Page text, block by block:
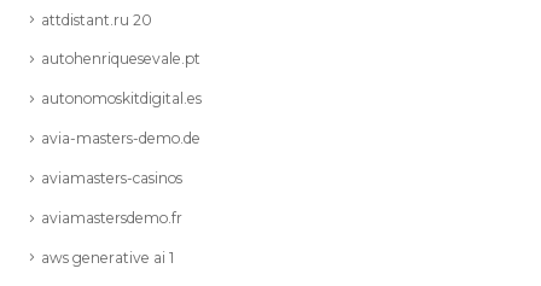
attdistant.ru 20
autohenriquesevale.pt
autonomoskitdigital.es
avia-masters-demo.de
aviamasters-casinos
aviamastersdemo.fr
aws generative ai 1